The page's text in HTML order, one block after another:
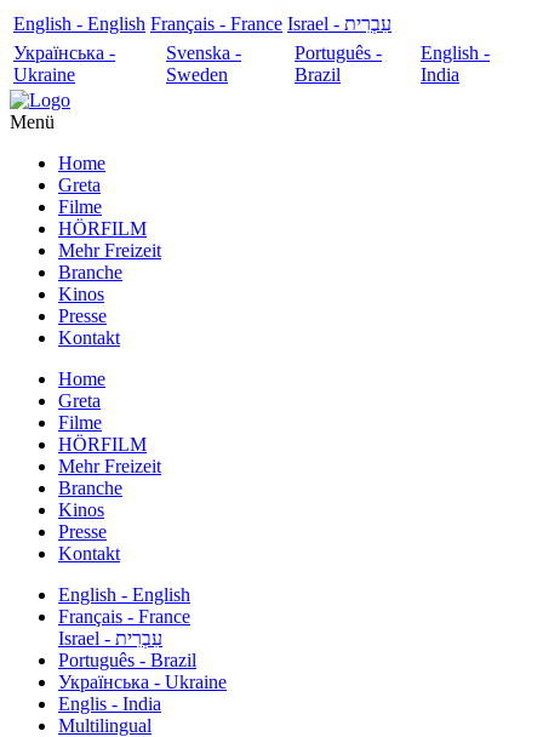
English - English Français - France
עִבְרִית - Israel
Українська -
Ukraine
Svenska -
Sweden
Português -
Brazil
English -
India
Menü
Home
Greta
Filme
HÖRFILM
Mehr Freizeit
Branche
Kinos
Presse
Kontakt
Home
Greta
Filme
HÖRFILM
Mehr Freizeit
Branche
Kinos
Presse
Kontakt
English - English
Français - France
עִבְרִית - Israel
Português - Brazil
Українська - Ukraine
Englis - India
Multilingual